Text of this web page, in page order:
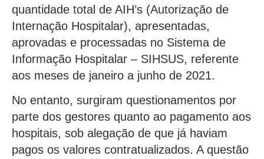
quantidade total de AIH’s (Autorização de
Internação Hospitalar), apresentadas,
aprovadas e processadas no Sistema de
Informação Hospitalar – SIHSUS, referente
aos meses de janeiro a junho de 2021.
No entanto, surgiram questionamentos por
parte dos gestores quanto ao pagamento aos
hospitais, sob alegação de que já haviam
pagos os valores contratualizados. A questão